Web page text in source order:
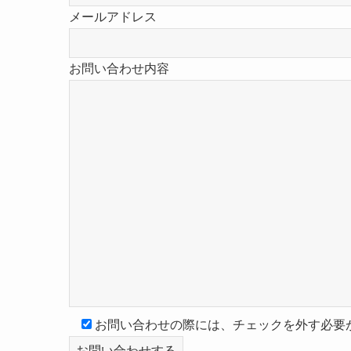
メールアドレス
お問い合わせ内容
お問い合わせの際には、チェックを外す必要